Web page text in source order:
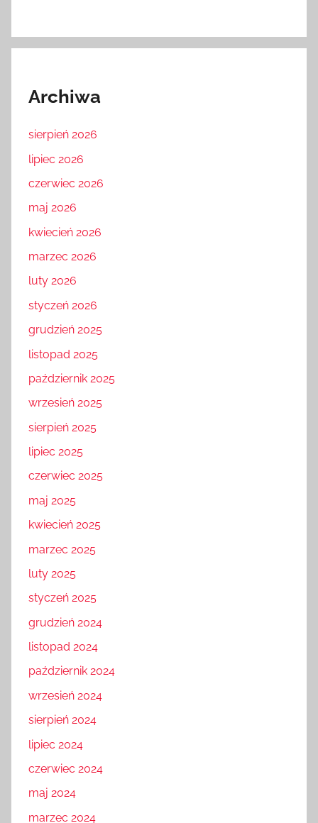
Archiwa
sierpień 2026
lipiec 2026
czerwiec 2026
maj 2026
kwiecień 2026
marzec 2026
luty 2026
styczeń 2026
grudzień 2025
listopad 2025
październik 2025
wrzesień 2025
sierpień 2025
lipiec 2025
czerwiec 2025
maj 2025
kwiecień 2025
marzec 2025
luty 2025
styczeń 2025
grudzień 2024
listopad 2024
październik 2024
wrzesień 2024
sierpień 2024
lipiec 2024
czerwiec 2024
maj 2024
marzec 2024